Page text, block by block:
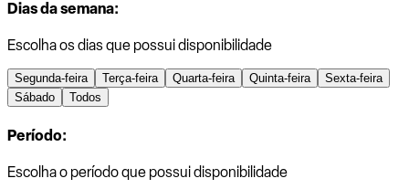
Dias da semana:
Escolha os dias que possui disponibilidade
Segunda-feira Terça-feira Quarta-feira Quinta-feira
Sexta-feira
Sábado
Todos
Período:
Escolha o período que possui disponibilidade